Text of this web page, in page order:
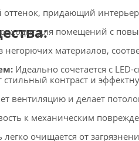
придающий
для помещений с
негорючих материалов,
Идеально сочетается с
стильный контраст и
вентиляцию и делает
к механическим
очищается от